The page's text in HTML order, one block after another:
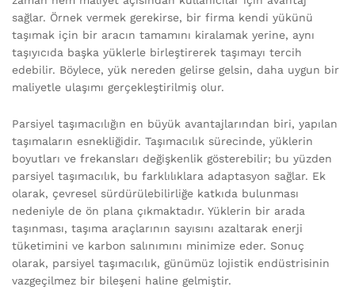
sağlar. Örnek vermek gerekirse, bir firma kendi yükünü
taşımak için bir aracın tamamını kiralamak yerine, aynı
taşıyıcıda başka yüklerle birleştirerek taşımayı tercih
edebilir. Böylece, yük nereden gelirse gelsin, daha uygun bir
maliyetle ulaşımı gerçekleştirilmiş olur.
Parsiyel taşımacılığın en büyük avantajlarından biri, yapılan
taşımaların esnekliğidir. Taşımacılık sürecinde, yüklerin
boyutları ve frekansları değişkenlik gösterebilir; bu yüzden
parsiyel taşımacılık, bu farklılıklara adaptasyon sağlar. Ek
olarak, çevresel sürdürülebilirliğe katkıda bulunması
nedeniyle de ön plana çıkmaktadır. Yüklerin bir arada
taşınması, taşıma araçlarının sayısını azaltarak enerji
tüketimini ve karbon salınımını minimize eder. Sonuç
olarak, parsiyel taşımacılık, günümüz lojistik endüstrisinin
vazgeçilmez bir bileşeni haline gelmiştir.